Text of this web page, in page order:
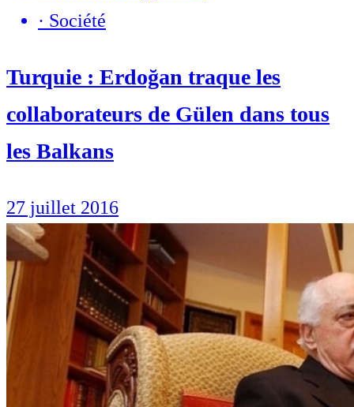
· Société
Turquie : Erdoğan traque les
collaborateurs de Gülen dans tous
les Balkans
27 juillet 2016